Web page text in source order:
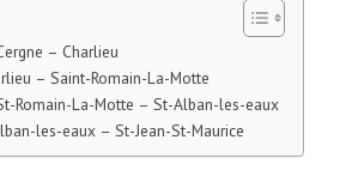
– Charlieu
– Saint-Romain-La-Motte
Romain-La-Motte – St-Alban-les-eaux
les-eaux – St-Jean-St-Maurice